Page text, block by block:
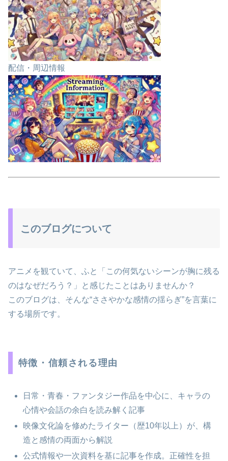
配信・周辺情報
このブログについて
アニメを観ていて、ふと「この何気ないシーンが胸に残る
のはなぜだろう？」と感じたことはありませんか？
このブログは、そんな“ささやかな感情の揺らぎ”を言葉に
する場所です。
特徴・信頼される理由
日常・青春・ファンタジー作品を中心に、キャラの
心情や会話の余白を読み解く記事
映像文化論を修めたライター（歴10年以上）が、構
造と感情の両面から解説
公式情報や一次資料を基に記事を作成。正確性を担